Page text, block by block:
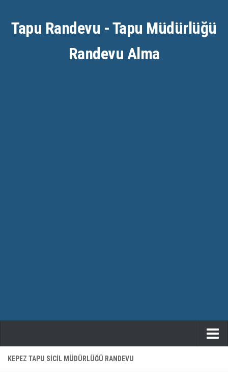
Tapu Randevu - Tapu Müdürlüğü
Randevu Alma
ANASAYFA
KEPEZ TAPU SICIL MÜDÜRLÜĞÜ RANDEVU